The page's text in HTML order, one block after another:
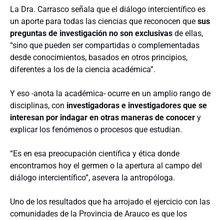
La Dra. Carrasco señala que el diálogo intercientífico es
un aporte para todas las ciencias que reconocen que sus
preguntas de investigación no son exclusivas de ellas,
“sino que pueden ser compartidas o complementadas
desde conocimientos, basados en otros principios,
diferentes a los de la ciencia académica”.
Y eso -anota la académica- ocurre en un amplio rango de
disciplinas, con investigadoras e investigadores que se
interesan por indagar en otras maneras de conocer y
explicar los fenómenos o procesos que estudian.
“Es en esa preocupación científica y ética donde
encontramos hoy el germen o la apertura al campo del
diálogo intercientífico”, asevera la antropóloga.
Uno de los resultados que ha arrojado el ejercicio con las
comunidades de la Provincia de Arauco es que los